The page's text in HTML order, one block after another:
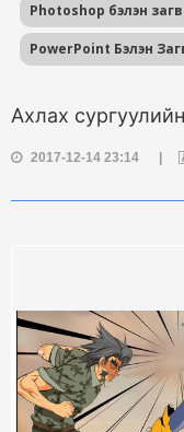
Photoshop бэлэн
PowerPoint Бэлэн
Ахлах
2017-12-14 23:14